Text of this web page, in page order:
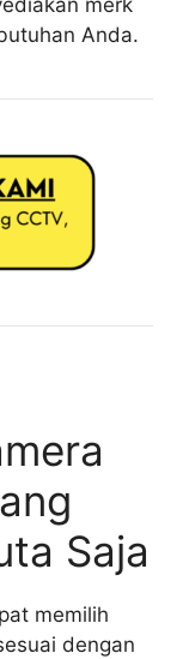
Anda.
Saja
memilih
dengan